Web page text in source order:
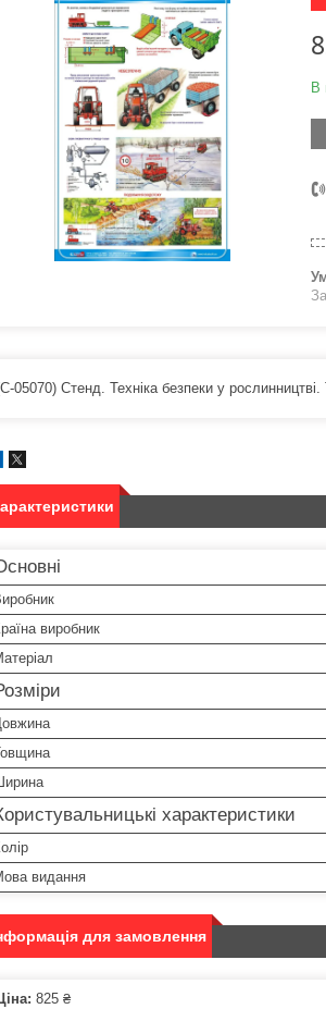
В
05070) Стенд. Техніка безпеки у
виробник
Ширина
характеристики
видання
для замовлення
825 ₴